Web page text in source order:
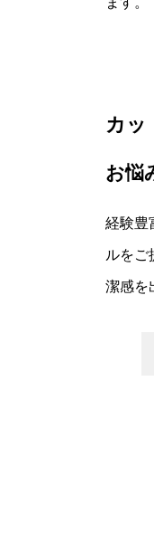
カッ
お悩
経験豊
ルをご
潔感を